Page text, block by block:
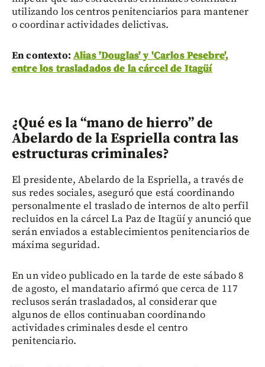
utilizando los centros penitenciarios para mantener
o coordinar actividades delictivas.
En contexto: Alias 'Douglas' y 'Carlos Pesebre',
entre los trasladados de la cárcel de Itagüí
¿Qué es la “mano de hierro” de
Abelardo de la Espriella contra las
estructuras criminales?
El presidente, Abelardo de la Espriella, a través de
sus redes sociales, aseguró que está coordinando
personalmente el traslado de internos de alto perfil
recluidos en la cárcel La Paz de Itagüí y anunció que
serán enviados a establecimientos penitenciarios de
máxima seguridad.
En un video publicado en la tarde de este sábado 8
de agosto, el mandatario afirmó que cerca de 117
reclusos serán trasladados, al considerar que
algunos de ellos continuaban coordinando
actividades criminales desde el centro
penitenciario.